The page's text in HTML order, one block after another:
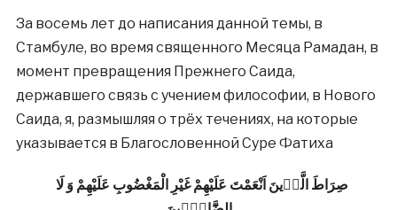
За восемь лет до написания данной темы, в
Стамбуле, во время священного Месяца Рамадан, в
момент превращения Прежнего Саида,
державшего связь с учением философии, в Нового
Саида, я, размышляя о трёх течениях, на которые
указывается в Благословенной Суре Фатиха
صِرَاطَ الَّذٖينَ اَنْعَمْتَ عَلَيْهِمْ غَيْرِ الْمَغْضُوبِ عَلَيْهِمْ وَ لَا